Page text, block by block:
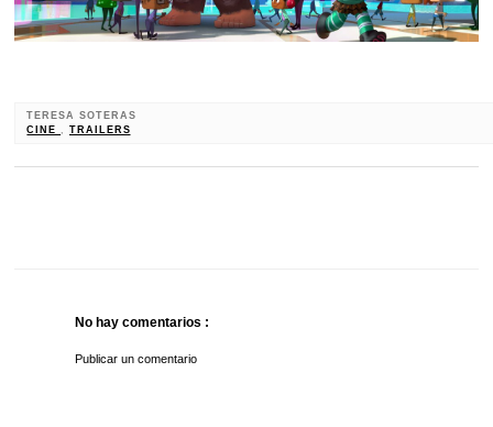
TERESA SOTERAS
CINE, TRAILERS
No hay comentarios :
Publicar un comentario